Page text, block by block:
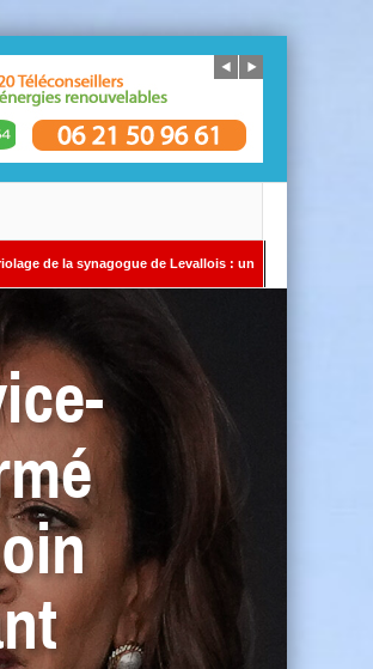
de Levallois : un avertissement qui ne doit pas être